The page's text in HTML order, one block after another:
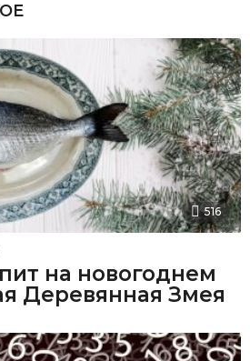
516
на новогоднем
Деревянная Змея